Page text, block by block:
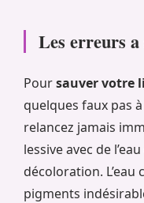
Les erreurs
Poursauver votre
quelques faux pas
relancez jamais
lessive avec de
décoloration.
pigments